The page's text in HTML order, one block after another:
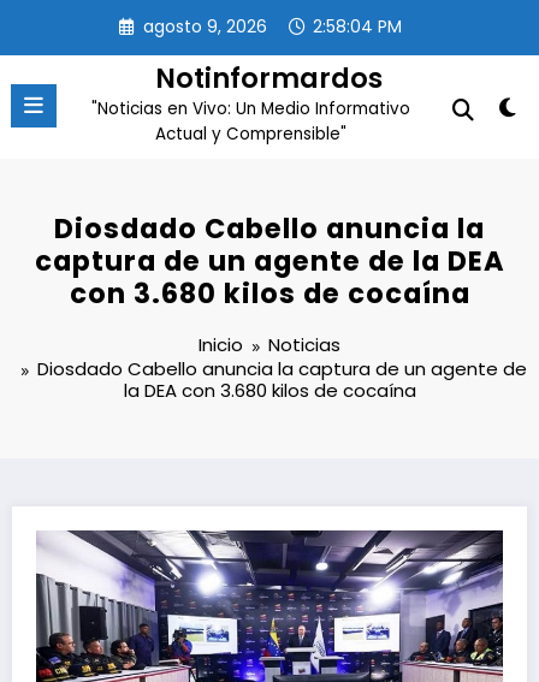
contenido
agosto 9, 2026 2:58:04 PM
Notinformardos
"Noticias en Vivo: Un Medio Informativo
Actual y Comprensible"
Diosdado Cabello anuncia la
captura de un agente de la DEA
con 3.680 kilos de cocaína
Inicio
Noticias
Diosdado Cabello anuncia la captura de un agente de
la DEA con 3.680 kilos de cocaína